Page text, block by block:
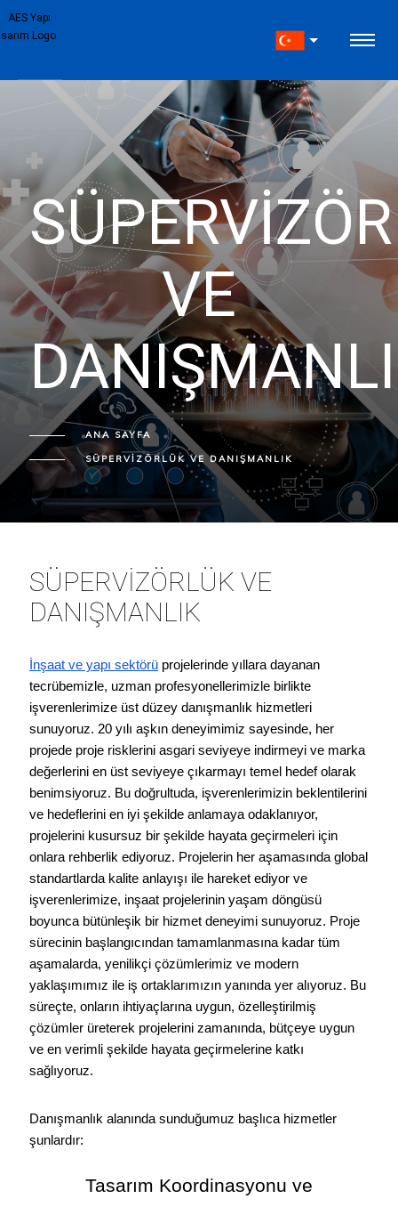
+90 554 284 12 93
WhatsApp
Anında Mesaj Gönderin
Hızlı Yanıt Garantisi
E-posta Gönderin
Detaylı Bilgi İçin
info@aesyapi.com
İletişim Formu
Formu Doldurun
Size Hemen Dönüş Yapalım
VE
ANA SAYFA
SÜPERVIZÖRLÜK VE DANIŞMANLIK
SÜPERVIZÖRLÜK VE
DANIŞMANLIK
İnşaat ve yapı sektörüprojelerindeyıllara dayanan
tecrübemizle, uzman profesyonellerimizle birlikte
işverenlerimize üst düzeydanışmanlık hizmetleri
sunuyoruz. 20 yılı aşkın deneyimimiz sayesinde, her
projede proje risklerini asgari seviyeye indirmeyi ve marka
değerlerini en üst seviyeye çıkarmayı temel hedef olarak
benimsiyoruz. Bu doğrultuda, işverenlerimizin beklentilerini
ve hedeflerini en iyi şekilde anlamaya odaklanıyor,
projelerini kusursuz bir şekilde hayata geçirmeleri için
onlara rehberlik ediyoruz. Projelerin her aşamasında global
standartlarda kalite anlayışı ile hareket ediyor ve
işverenlerimize, inşaat projelerinin yaşam döngüsü
boyunca bütünleşik bir hizmet deneyimi sunuyoruz. Proje
sürecinin başlangıcından tamamlanmasına kadar tüm
aşamalarda, yenilikçi çözümlerimiz ve modern
yaklaşımımız ile iş ortaklarımızın yanında yer alıyoruz. Bu
süreçte, onların ihtiyaçlarına uygun, özelleştirilmiş
çözümler üreterek projelerini zamanında, bütçeye uygun
ve en verimli şekilde hayata geçirmelerine katkı
sağlıyoruz.
Danışmanlık alanında sunduğumuz başlıca hizmetler
şunlardır:
Tasarım Koordinasyonu ve